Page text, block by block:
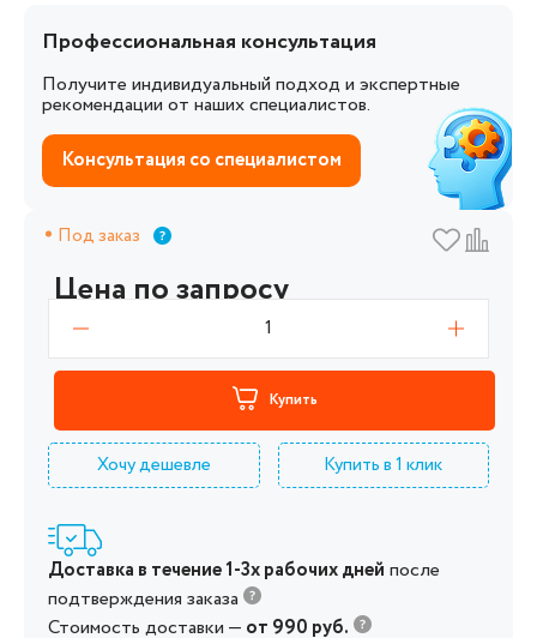
Профессиональная консультация
Получите индивидуальный подход и экспертные
рекомендации от наших специалистов.
Консультация со специалистом
Под заказ
Цена по запросу
1
Купить
Хочу дешевле Купить в 1 клик
Доставка в течение 1-3х рабочих дней после
подтверждения заказа
Стоимость доставки — от 990 руб.